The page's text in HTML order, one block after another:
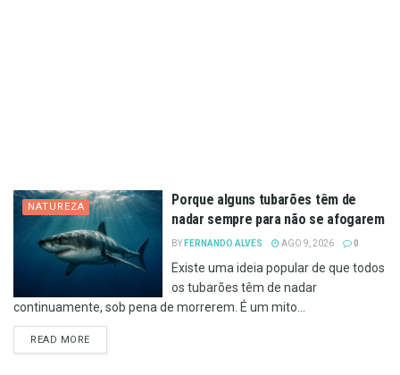
NATUREZA
Porque alguns tubarões têm de
nadar sempre para não se afogarem
BY FERNANDO ALVES AGO 9, 2026 0
Existe uma ideia popular de que todos
os tubarões têm de nadar
continuamente, sob pena de morrerem. É um mito...
READ MOREDETAILS